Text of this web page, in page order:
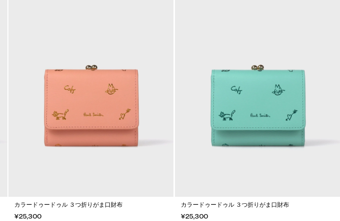
カラードゥードゥル ３つ折りがま口財布
¥25,300
カラードゥードゥル ３つ折りがま口財布
¥25,300